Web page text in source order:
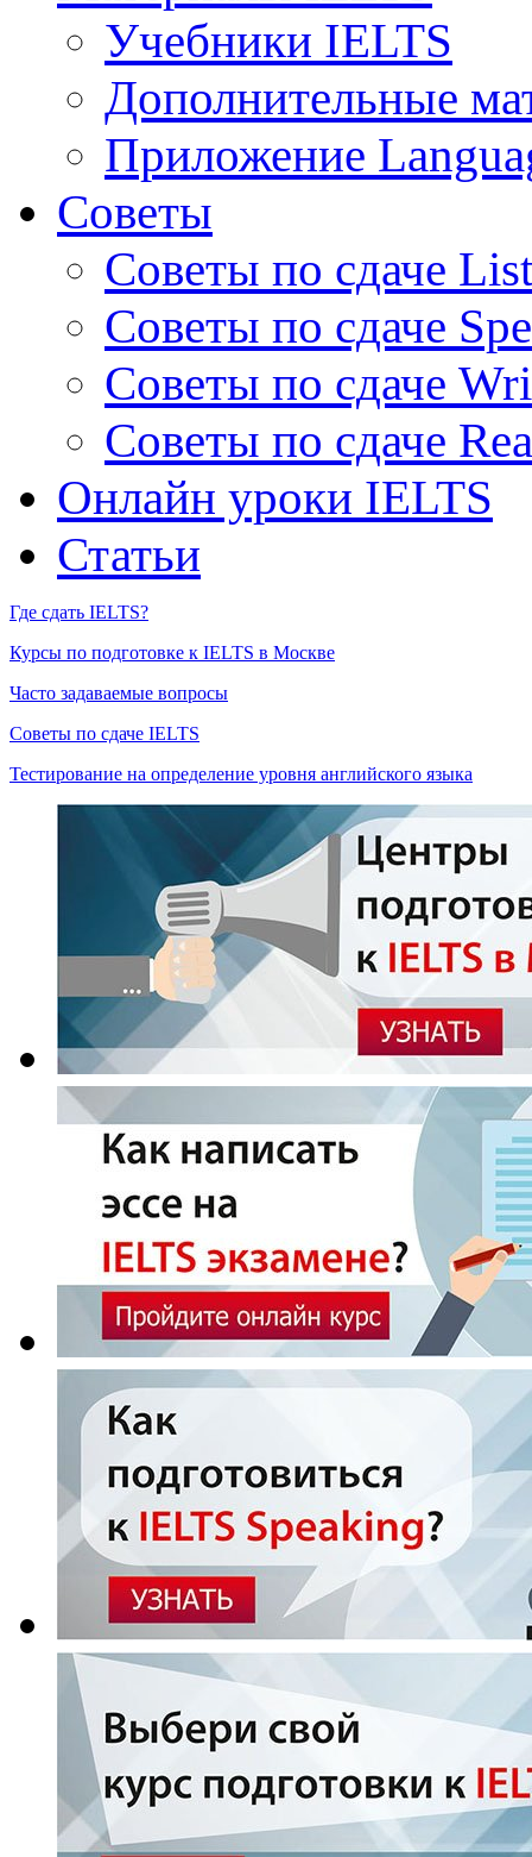
Учебники IELTS
Дополнительные
Приложение
Советы
Советы по сдаче
Советы по сдаче
Советы по сдаче
Советы по сдаче
Онлайн уроки IELTS
Статьи
Где сдать IELTS?
Курсы по подготовке к IELTS в Москве
Часто задаваемые вопросы
Советы по сдаче IELTS
Тестирование на определение уровня английского языка